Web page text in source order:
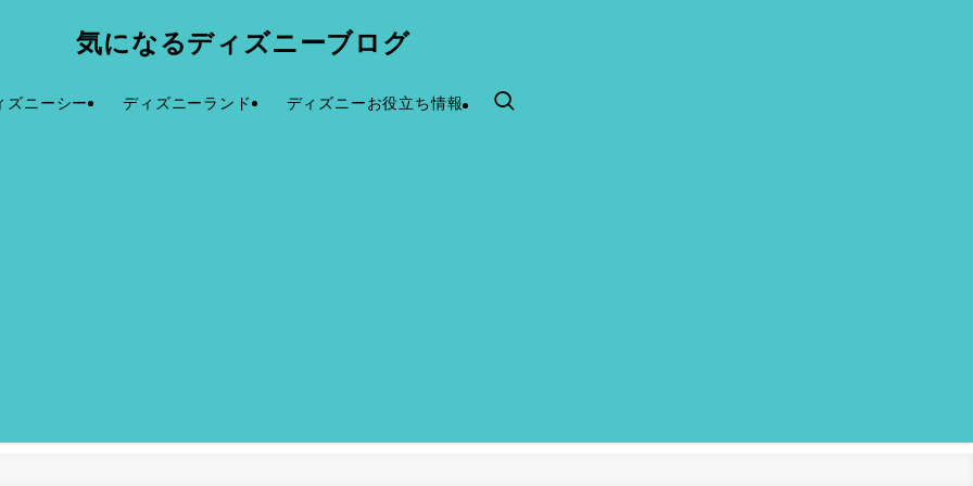
気になるディズニーブログ
ズニーシー ディズニーランド ディズニーお役立ち情報